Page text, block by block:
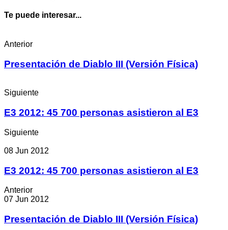
Te puede interesar...
Anterior
Presentación de Diablo III (Versión Física)
Siguiente
E3 2012: 45 700 personas asistieron al E3
Siguiente
08 Jun 2012
E3 2012: 45 700 personas asistieron al E3
Anterior
07 Jun 2012
Presentación de Diablo III (Versión Física)